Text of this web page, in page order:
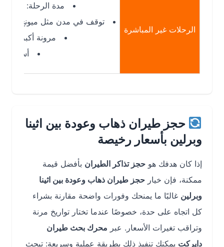
الرحلات غير المباشرة
مدة الرحلة: 4 – 7 ساعات
توقف في مدن مثل ميونخ أو
مرونة أكبر في
أسعار أقل
حجز طيران ذهاب وعودة بين اثينا
وبرلين بأسعار رخيصة
إذا كان هدفك هوحجز تذاكر الطيرانبأفضل قيمة
ممكنة، فإن خيارحجز طيران ذهاب وعودة بين اثينا
وبرلينغالبًا ما يمنحك وفورات واضحة مقارنة بشراء
كل اتجاه على حدة، خصوصًا عندما تختار تواريخ مرنة
وتراقب تغيرات الأسعار. عبر محرك بحث طيران
دايركتيمكنك تنفيذ ذلك بطريقة عملية وسريعة: تبحث